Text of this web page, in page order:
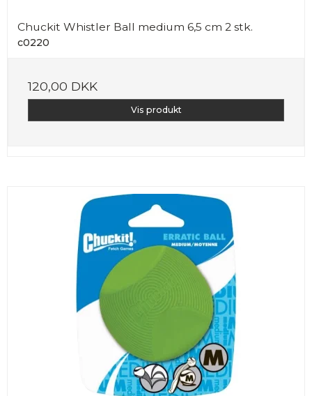
Chuckit Whistler Ball medium 6,5 cm 2 stk.
c0220
120,00 DKK
Vis produkt